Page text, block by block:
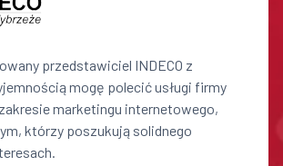
przedstawiciel INDECO z
mogę polecić usługi firmy
marketingu internetowego,
którzy poszukują solidnego